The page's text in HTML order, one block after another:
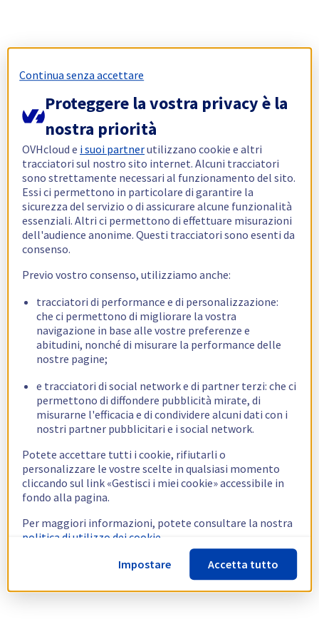
Continua senza accettare
Proteggere la vostra privacy è la
nostra priorità
OVHcloud e i suoi partnerutilizzano cookie e altri
tracciatori sul nostro sito internet. Alcuni tracciatori
sono strettamente necessari al funzionamento del sito.
Essi ci permettono in particolare di garantire la
sicurezza del servizio o di assicurare alcune funzionalità
essenziali. Altri ci permettono di effettuare misurazioni
dell'audience anonime. Questi tracciatori sono esenti da
consenso.
Previo vostro consenso, utilizziamo anche:
tracciatori di performance e di personalizzazione:
che ci permettono di migliorare la vostra
navigazione in base alle vostre preferenze e
abitudini, nonché di misurare la performance delle
nostre pagine;
e tracciatori di social network e di partner terzi: che ci
permettono di diffondere pubblicità mirate, di
misurarne l'efficacia e di condividere alcuni dati con i
nostri partner pubblicitari e i social network.
Potete accettare tutti i cookie, rifiutarli o
personalizzare le vostre scelte in qualsiasi momento
cliccando sul link «Gestisci i miei cookie» accessibile in
fondo alla pagina.
Per maggiori informazioni, potete consultare la nostra
politica di utilizzo dei cookie.
Impostare
Accetta tutto